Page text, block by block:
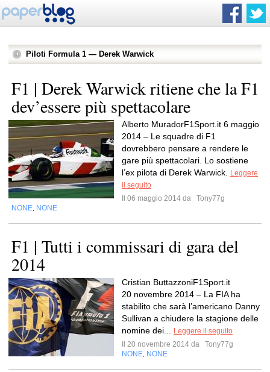
Piloti Formula 1 — Derek Warwick
F1 | Derek Warwick ritiene che la F1
dev’essere più spettacolare
Alberto MuradorF1Sport.it 6 maggio
2014 – Le squadre di F1
dovrebbero pensare a rendere le
gare più spettacolari. Lo sostiene
l’ex pilota di Derek Warwick.
Leggere
il seguito
Il 06 maggio 2014 da
Tony77g
NONE NONE
F1 | Tutti i commissari di gara del
2014
Cristian ButtazzoniF1Sport.it
20 novembre 2014 – La FIA ha
stabilito che sarà l’americano Danny
Sullivan a chiudere la stagione delle
nomine dei...
Leggere il seguito
Il 20 novembre 2014 da
Tony77g
NONE NONE